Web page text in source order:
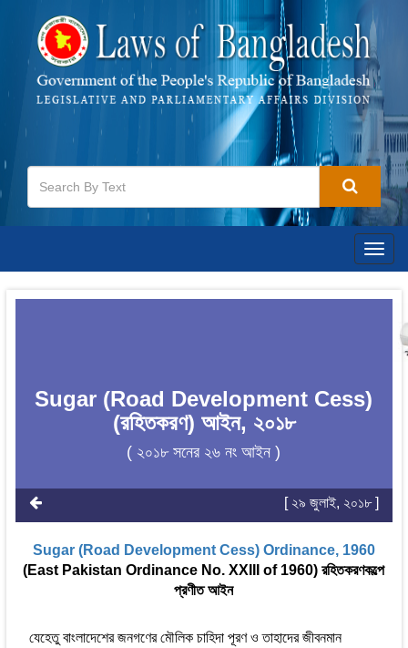
Sugar (Road Development Cess)
(রহিতকরণ) আইন, ২০১৮
( ২০১৮ সনের ২৬ নং আইন )
[ ২৯ জুলাই, ২০১৮ ]
Sugar (Road Development Cess) Ordinance, 1960
(East Pakistan Ordinance No. XXIII of 1960) রহিতকরণকল্পে
প্রণীত আইন
যেহেতু বাংলাদেশের জনগণের মৌলিক চাহিদা পূরণ ও তাহাদের জীবনমান